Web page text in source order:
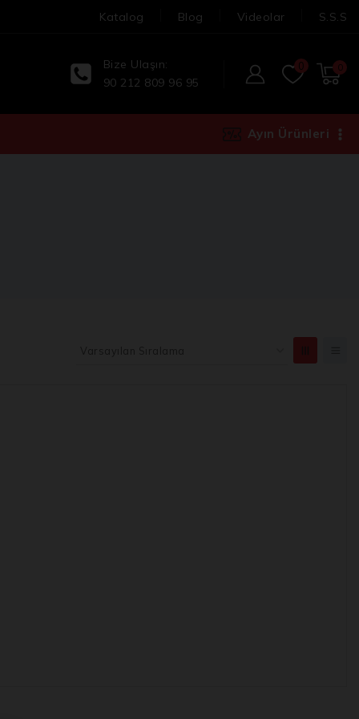
Katalog Blog Videolar S.S.S
Bize Ulaşın:
90 212 809 96 95
0 0
Ayın Ürünleri